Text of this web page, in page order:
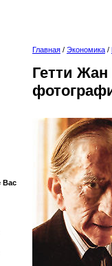
Вас
Главная / Экономика /
Гетти